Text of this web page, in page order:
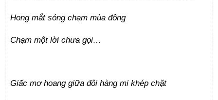
Hong mắt sóng chạm mùa đông
Chạm một lời chưa gọi…
Giấc mơ hoang giữa đôi hàng mi khép chặt